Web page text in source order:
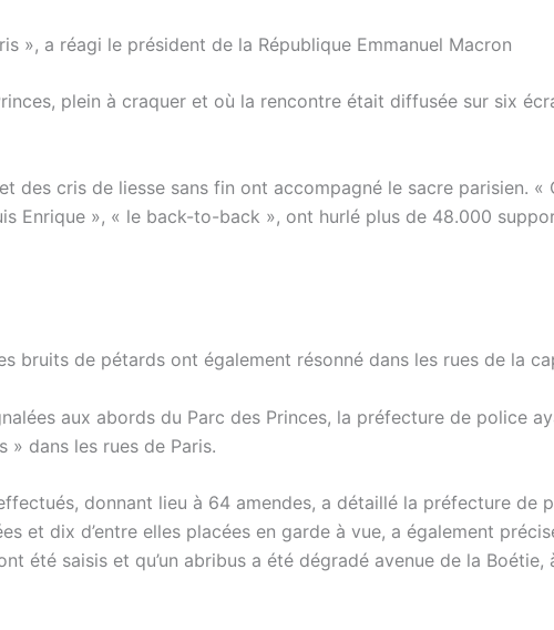
», a réagi le président de la République Emmanuel Macron
plein à craquer et où la rencontre était diffusée sur six
des cris de liesse sans fin ont accompagné le sacre parisien. «
Enrique », « le back-to-back », ont hurlé plus de 48.000
bruits de pétards ont également résonné dans les rues de la
aux abords du Parc des Princes, la préfecture de police
» dans les rues de Paris.
donnant lieu à 64 amendes, a détaillé la préfecture de
et dix d’entre elles placées en garde à vue, a également
été saisis et qu’un abribus a été dégradé avenue de la Boétie,